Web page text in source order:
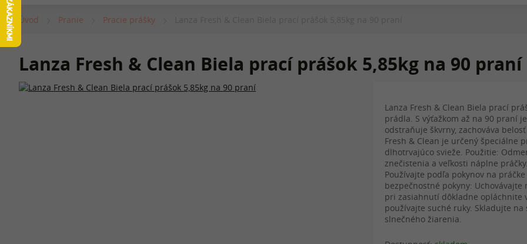
Úvod Pranie Pracie prášky
Lanza Fresh & Clean Biela prací prášok 5,85kg na 90 praní
Lanza Fresh & Clean Biela prací
prádla. S výťažkom až na 90 praní
odstraňuje škvrny, zachováva
Fresh & Clean je určený špeciálne
dlhotrvajúco svieže. Použitie:
znečistenia a veľkosti náplne
Používajte podľa pokynov na
bezpečnostné pokyny:
pri zasiahnutí dôkladne opláchnite
používajte suché ruky. Skladujte
slnečného žiarenia.